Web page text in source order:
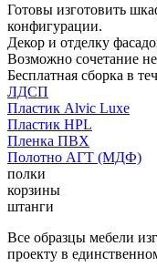
Готовы изготовить
конфигурации.
Декор и отделку
Возможно сочетание
Бесплатная сборка в
ЛДСП
Пластик Alvic Luxe
Пластик HPL
Пленка ПВХ
Полотно АГТ (МДФ)
полки
корзины
штанги
Все образцы мебели
проекту в